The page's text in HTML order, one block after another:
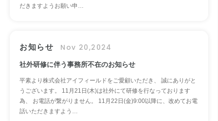
だきますようお願い申…
お知らせ Nov 20,2024
社外研修に伴う事務所不在のお知らせ
平素より株式会社アイフィールドをご愛顧いただき、 誠にありがと
うございます。 11月21日(木)は社外にて研修を行なっております
為、 お電話が繋がりません。 11月22日(金)9:00以降に、改めてお電
話いただきますよう…